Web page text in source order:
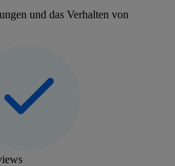
und das Verhalten von